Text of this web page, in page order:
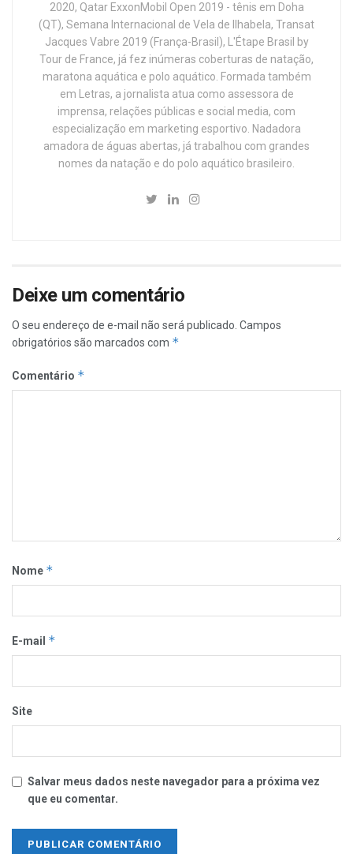
2020, Qatar ExxonMobil Open 2019 - tênis em Doha
(QT), Semana Internacional de Vela de Ilhabela, Transat
Jacques Vabre 2019 (França-Brasil), L'Étape Brasil by
Tour de France, já fez inúmeras coberturas de natação,
maratona aquática e polo aquático. Formada também
em Letras, a jornalista atua como assessora de
imprensa, relações públicas e social media, com
especialização em marketing esportivo. Nadadora
amadora de águas abertas, já trabalhou com grandes
nomes da natação e do polo aquático brasileiro.
Deixe um comentário
O seu endereço de e-mail não será publicado. Campos
obrigatórios são marcados com *
Comentário *
Nome *
E-mail *
Site
Salvar meus dados neste navegador para a próxima vez
que eu comentar.